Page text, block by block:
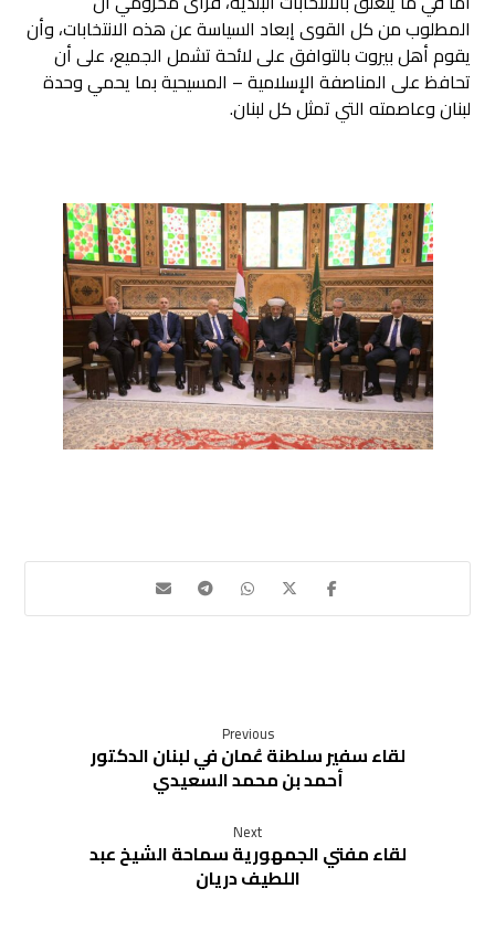
المطلوب من كل القوى إبعاد السياسة عن هذه الانتخابات، وأن
يقوم أهل بيروت بالتوافق على لائحة تشمل الجميع، على أن
تحافظ على المناصفة الإسلامية – المسيحية بما يحمي وحدة
لبنان وعاصمته التي تمثل كل لبنان.
Previous
لقاء سفير سلطنة عُمان في لبنان الدكتور
أحمد بن محمد السعيدي
Next
لقاء مفتي الجمهورية سماحة الشيخ عبد
اللطيف دريان